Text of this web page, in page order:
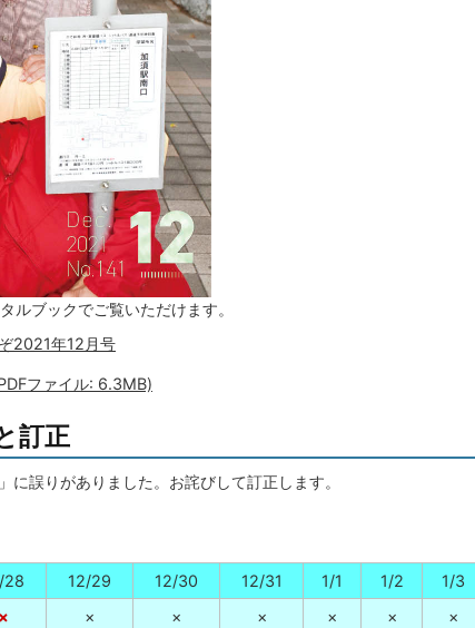
ルブックでご覧いただけます。
2021年12月号
ファイル: 6.3MB)
訂正
に誤りがありました。お詫びして訂正します。
28 12/29 12/30 12/31 1/1 1/2 1/3
× × × × × × ×